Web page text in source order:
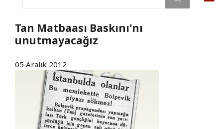
Ara
Tan Matbaası Baskını'nı
unutmayacağız
05 Aralık 2012